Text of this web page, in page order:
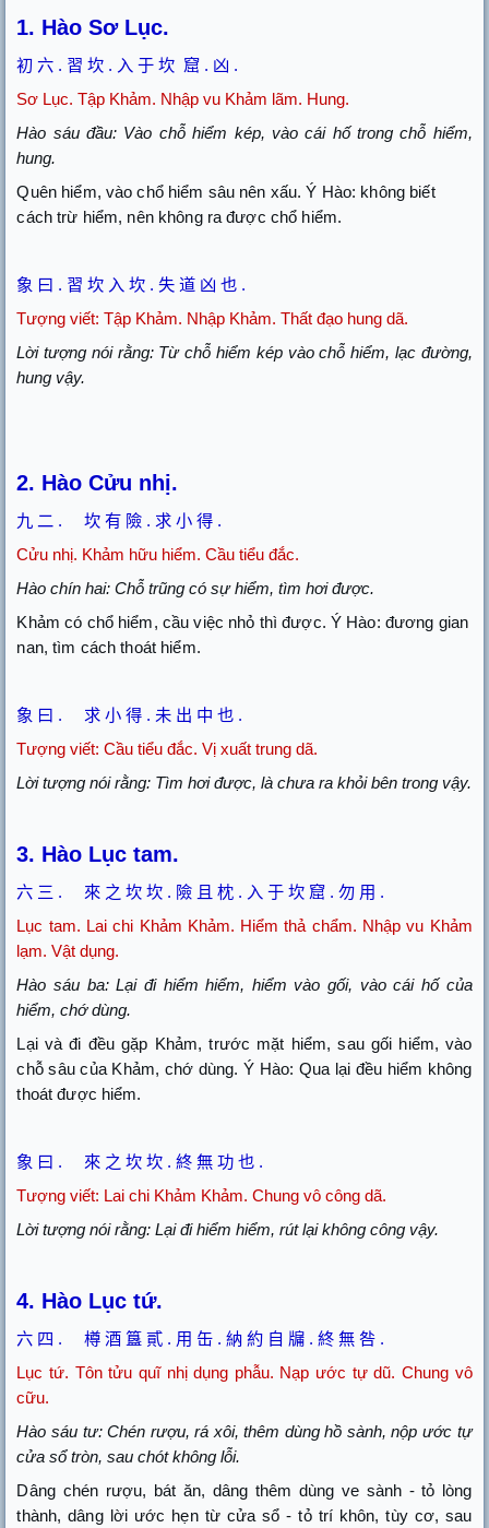
1. Hào Sơ Lục.
初 六 . 習 坎 . 入 于 坎 窟 . 凶 .
Sơ Lục. Tập Khảm. Nhập vu Khảm lãm. Hung.
Hào sáu đầu: Vào chỗ hiểm kép, vào cái hố trong chỗ hiểm,
hung.
Quên hiểm, vào chổ hiểm sâu nên xấu. Ý Hào: không biết
cách trừ hiểm, nên không ra được chổ hiểm.
象 曰 . 習 坎 入 坎 .失 道 凶 也 .
Tượng viết: Tập Khảm. Nhập Khảm. Thất đạo hung dã.
Lời tượng nói rằng: Từ chỗ hiểm kép vào chỗ hiểm, lạc đường,
hung vậy.
2. Hào Cửu nhị.
九 二 .坎 有 險 .求 小 得 .
Cửu nhị. Khảm hữu hiểm. Cầu tiểu đắc.
Hào chín hai: Chỗ trũng có sự hiểm, tìm hơi được.
Khảm có chổ hiểm, cầu việc nhỏ thì được. Ý Hào: đương gian
nan, tìm cách thoát hiểm.
象 曰 .求 小 得 . 未 出 中 也 .
Tượng viết: Cầu tiểu đắc. Vị xuất trung dã.
Lời tượng nói rằng: Tìm hơi được, là chưa ra khỏi bên trong vậy.
3. Hào Lục tam.
六 三 . 來 之 坎 坎 . 險 且 枕 . 入 于 坎 窟 .勿 用 .
Lục tam. Lai chi Khảm Khảm. Hiểm thả chẩm. Nhập vu Khảm
lạm. Vật dụng.
Hào sáu ba: Lại đi hiểm hiểm, hiểm vào gối, vào cái hố của
hiểm, chớ dùng.
Lại và đi đều gặp Khảm, trước mặt hiểm, sau gối hiểm, vào
chỗ sâu của Khảm, chớ dùng. Ý Hào: Qua lại đều hiểm không
thoát được hiểm.
象 曰 . 來 之 坎 坎 .終 無 功 也 .
Tượng viết: Lai chi Khảm Khảm. Chung vô công dã.
Lời tượng nói rằng: Lại đi hiểm hiểm, rút lại không công vậy.
4. Hào Lục tứ.
六 四 .樽 酒 簋 貳 . 用 缶 .納 約 自 牖 .終 無 咎 .
Lục tứ. Tôn tửu quĩ nhị dụng phẫu. Nạp ước tự dũ. Chung vô
cữu.
Hào sáu tư: Chén rượu, rá xôi, thêm dùng hồ sành, nộp ước tự
cửa sổ tròn, sau chót không lỗi.
Dâng chén rượu, bát ăn, dâng thêm dùng ve sành - tỏ lòng
thành, dâng lời ước hẹn từ cửa sổ - tỏ trí khôn, tùy cơ, sau